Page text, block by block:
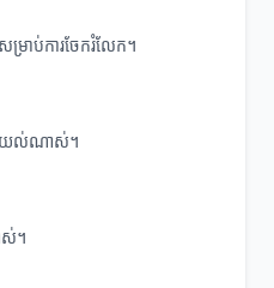
ាប់ការចែករំលែក។
យយល់ណាស់។
ស់។